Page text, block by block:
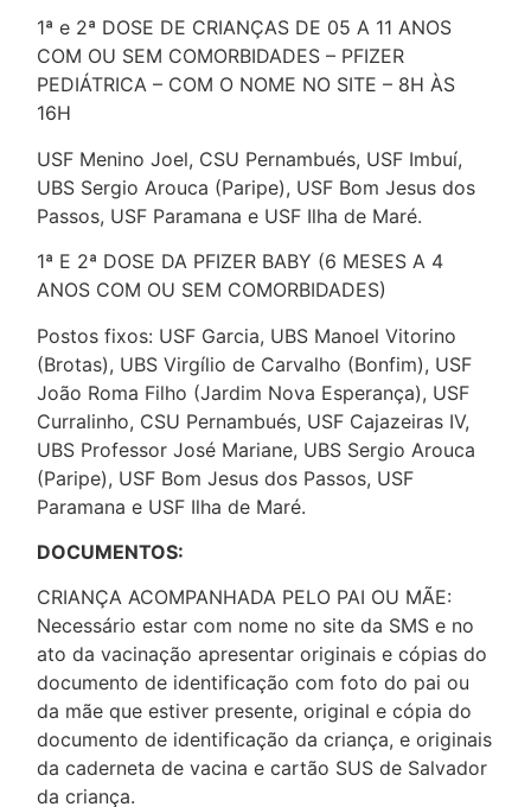
1ª e 2ª DOSE DE CRIANÇAS DE 05 A 11 ANOS
COM OU SEM COMORBIDADES – PFIZER
PEDIÁTRICA – COM O NOME NO SITE – 8H ÀS
16H
USF Menino Joel, CSU Pernambués, USF Imbuí,
UBS Sergio Arouca (Paripe), USF Bom Jesus dos
Passos, USF Paramana e USF Ilha de Maré.
1ª E 2ª DOSE DA PFIZER BABY (6 MESES A 4
ANOS COM OU SEM COMORBIDADES)
Postos fixos: USF Garcia, UBS Manoel Vitorino
(Brotas), UBS Virgílio de Carvalho (Bonfim), USF
João Roma Filho (Jardim Nova Esperança), USF
Curralinho, CSU Pernambués, USF Cajazeiras IV,
UBS Professor José Mariane, UBS Sergio Arouca
(Paripe), USF Bom Jesus dos Passos, USF
Paramana e USF Ilha de Maré.
DOCUMENTOS:
CRIANÇA ACOMPANHADA PELO PAI OU MÃE:
Necessário estar com nome no site da SMS e no
ato da vacinação apresentar originais e cópias do
documento de identificação com foto do pai ou
da mãe que estiver presente, original e cópia do
documento de identificação da criança, e originais
da caderneta de vacina e cartão SUS de Salvador
da criança.